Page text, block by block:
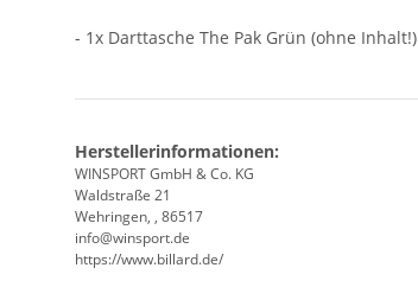
- 1x Darttasche The Pak Grün (ohne Inhalt!)
Herstellerinformationen:
WINSPORT GmbH & Co. KG
Waldstraße 21
Wehringen, , 86517
info@winsport.de
https://www.billard.de/